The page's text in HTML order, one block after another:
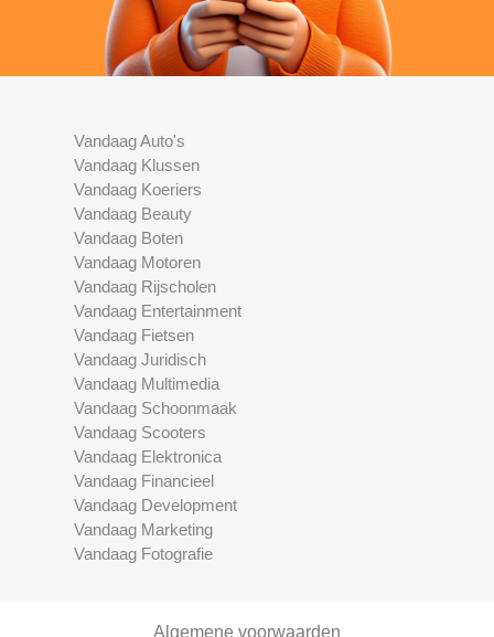
Vandaag Auto's
Vandaag Klussen
Vandaag Koeriers
Vandaag Beauty
Vandaag Boten
Vandaag Motoren
Vandaag Rijscholen
Vandaag Entertainment
Vandaag Fietsen
Vandaag Juridisch
Vandaag Multimedia
Vandaag Schoonmaak
Vandaag Scooters
Vandaag Elektronica
Vandaag Financieel
Vandaag Development
Vandaag Marketing
Vandaag Fotografie
Algemene voorwaarden